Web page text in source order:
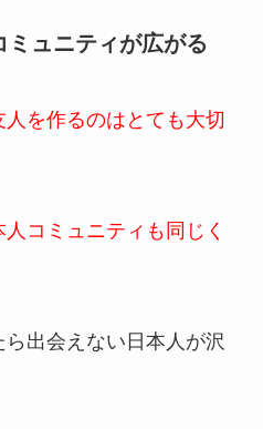
ュニティが広がる
を作るのはとても大切
コミュニティも同じく
出会えない日本人が沢